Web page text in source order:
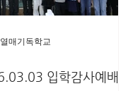
입학감사예배
매기독학교